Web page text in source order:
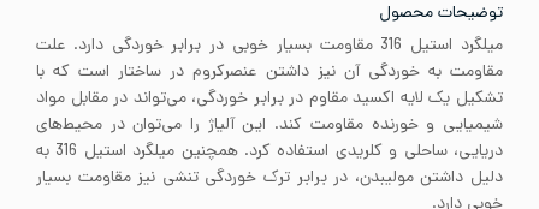
توضیحات محصول
میلگرد استیل 316 مقاومت بسیار خوبی در برابر خوردگی دارد. علت
مقاومت به خوردگی آن نیز داشتن عنصرکروم در ساختار است که با
تشکیل یک لایه اکسید مقاوم در برابر خوردگی، می‌تواند در مقابل مواد
شیمیایی و خورنده مقاومت کند. این آلیاژ را می‌توان در محیط‌های
دریایی، ساحلی و کلریدی استفاده کرد. همچنین میلگرد استیل 316 به
دلیل داشتن مولیبدن، در برابر ترک خوردگی تنشی نیز مقاومت بسیار